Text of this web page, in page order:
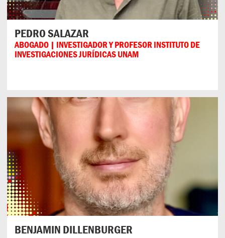
PEDRO SALAZAR
ABOGADO | INVESTIGADOR Y PROFESOR INSTITUTO DE
INVESTIGACIONES JURÍDICAS UNAM
BENJAMIN DILLENBURGER